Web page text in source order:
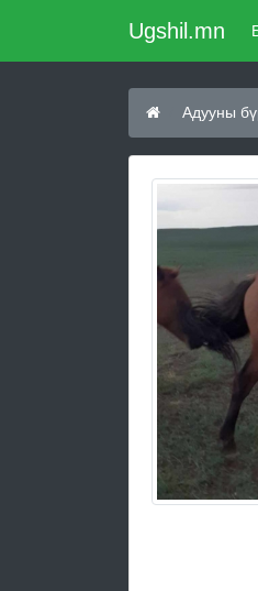
Ugshil.mn
Адууны